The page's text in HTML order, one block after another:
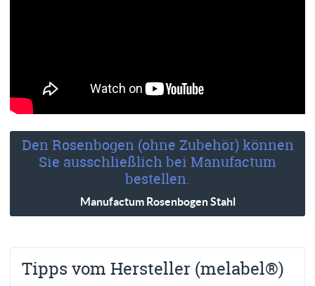
Den Rosenbogen (ohne Zubehör) können
Sie ausschließlich bei Manufactum
bestellen.
Manufactum Rosenbogen Stahl
Tipps vom Hersteller (melabel®)